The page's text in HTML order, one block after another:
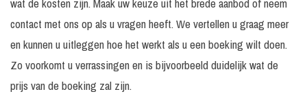
contact met ons op als u vragen heeft. We vertellen u graag meer
en kunnen u uitleggen hoe het werkt als u een boeking wilt doen.
Zo voorkomt u verrassingen en is bijvoorbeeld duidelijk wat de
prijs van de boeking zal zijn.